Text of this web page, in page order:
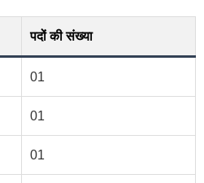
पदों की संख्या
01
01
01